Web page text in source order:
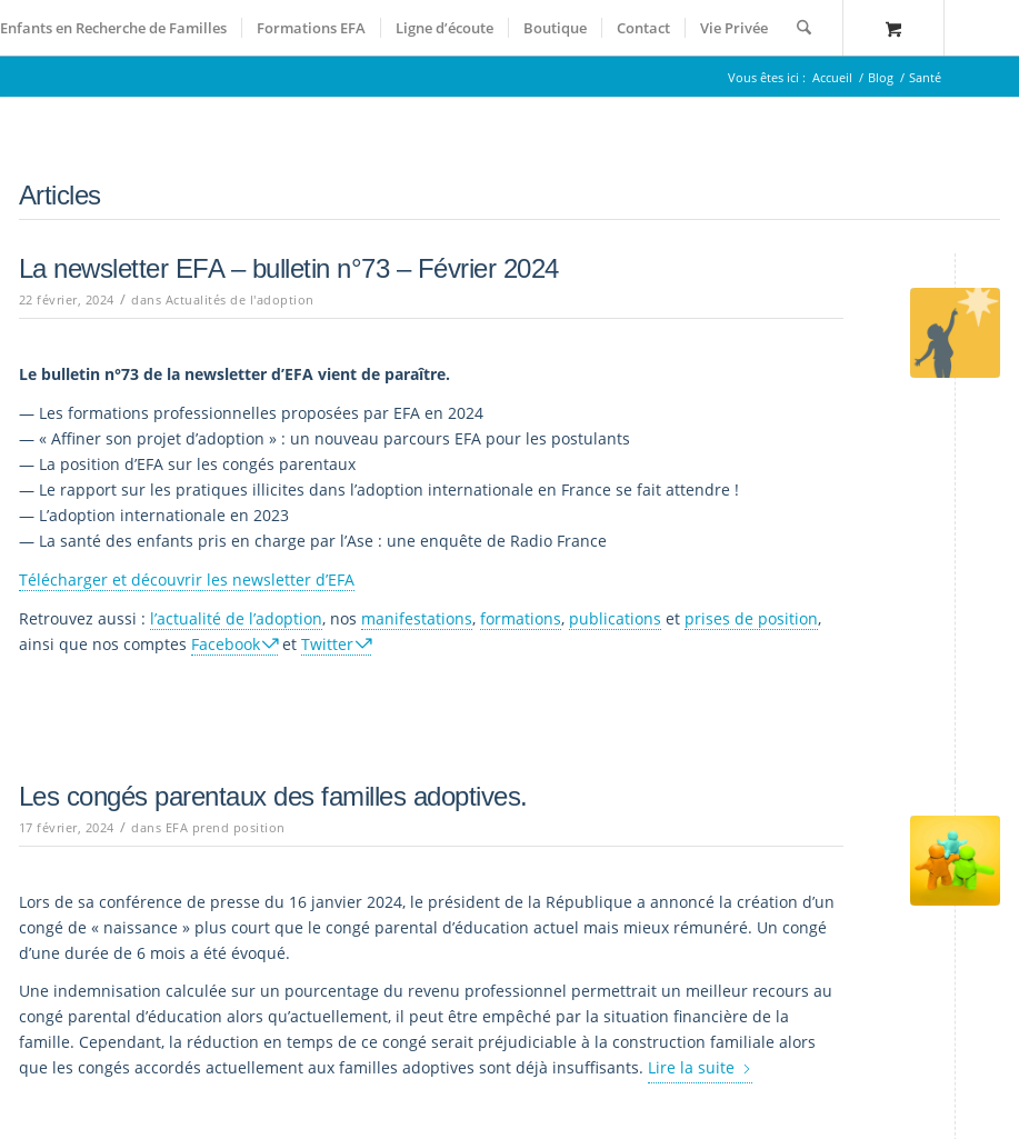
Enfants en Recherche de Familles Formations EFA Ligne d’écoute Boutique Contact Vie Privée
Vous êtes ici : Accueil / Blog / Santé
Articles
La newsletter EFA – bulletin n°73 – Février 2024
22 février, 2024 / dans Actualités de l'adoption
Le bulletin n°73 de la newsletter d’EFA vient de paraître.
— Les formations professionnelles proposées par EFA en 2024
— « Affiner son projet d’adoption » : un nouveau parcours EFA pour les postulants
— La position d’EFA sur les congés parentaux
— Le rapport sur les pratiques illicites dans l’adoption internationale en France se fait attendre !
— L’adoption internationale en 2023
— La santé des enfants pris en charge par l’Ase : une enquête de Radio France
Télécharger et découvrir les newsletter d’EFA
Retrouvez aussi : l’actualité de l’adoption, nos manifestations, formations, publications et prises de position,
ainsi que nos comptes Facebook et Twitter
Les congés parentaux des familles adoptives.
17 février, 2024 / dans EFA prend position
Lors de sa conférence de presse du 16 janvier 2024, le président de la République a annoncé la création d’un
congé de « naissance » plus court que le congé parental d’éducation actuel mais mieux rémunéré. Un congé
d’une durée de 6 mois a été évoqué.
Une indemnisation calculée sur un pourcentage du revenu professionnel permettrait un meilleur recours au
congé parental d’éducation alors qu’actuellement, il peut être empêché par la situation financière de la
famille. Cependant, la réduction en temps de ce congé serait préjudiciable à la construction familiale alors
que les congés accordés actuellement aux familles adoptives sont déjà insuffisants. Lire la suite